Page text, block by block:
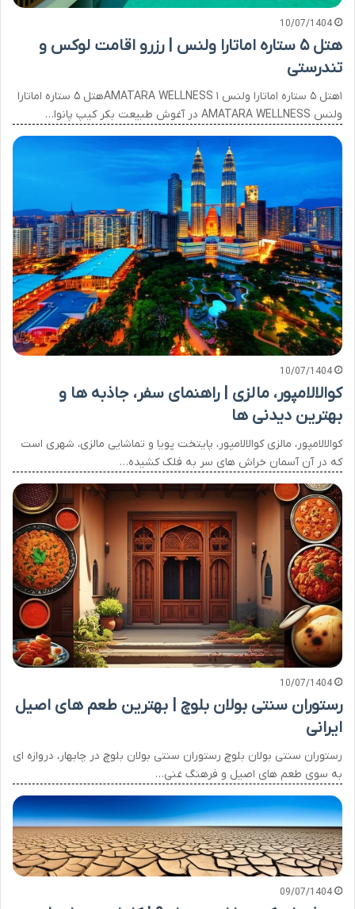
10/07/1404
هتل ۵ ستاره اماتارا ولنس | رزرو اقامت لوکس و
تندرستی
۱هتل ۵ ستاره اماتارا ولنس AMATARA WELLNESS ۱هتل ۵ ستاره اماتارا
ولنس AMATARA WELLNESS در آغوش طبیعت بکر کیپ پانوا…
10/07/1404
کوالالامپور، مالزی | راهنمای سفر، جاذبه ها و
بهترین دیدنی ها
کوالالامپور، مالزی کوالالامپور، پایتخت پویا و تماشایی مالزی، شهری است
که در آن آسمان خراش های سر به فلک کشیده…
10/07/1404
رستوران سنتی بولان بلوچ | بهترین طعم های اصیل
ایرانی
رستوران سنتی بولان بلوچ رستوران سنتی بولان بلوچ در چابهار، دروازه ای
به سوی طعم های اصیل و فرهنگ غنی…
09/07/1404